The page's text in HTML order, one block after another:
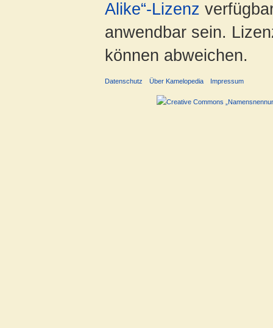
Alike“-Lizenz
anwendbar sein.
können abweichen.
Datenschutz Über Kamelopedia Impressum